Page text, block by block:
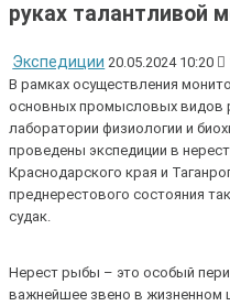
руках талантливой
Экспедиции 20.05.2024 10:20
В рамках осуществления
основных промысловых видов
лаборатории физиологии и
проведены экспедиции в
Краснодарского края и
преднерестового состояния
судак.
Нерест рыбы – это особый
важнейшее звено в жизненном